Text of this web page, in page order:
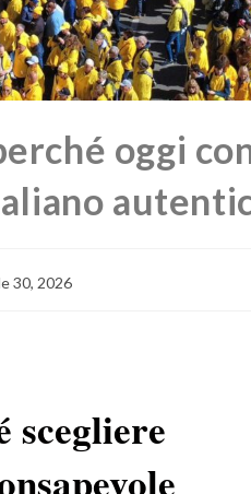
oggi
30, 2026
scegliere